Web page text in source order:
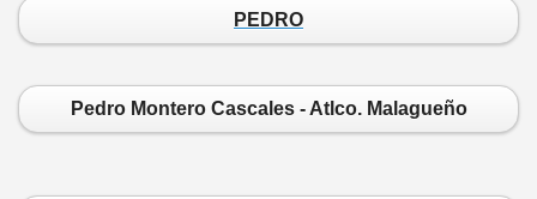
PEDRO
Pedro Montero Cascales - Atlco. Malagueño